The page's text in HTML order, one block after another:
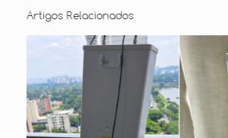
Artigos Relacionados